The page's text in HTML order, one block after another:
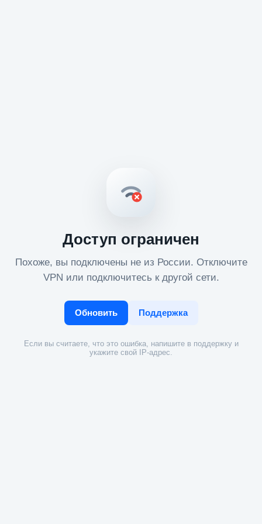
Доступ ограничен
Похоже, вы подключены не из России. Отключите
VPN или подключитесь к другой сети.
Обновить Поддержка
Если вы считаете, что это ошибка, напишите в поддержку и
укажите свой IP-адрес.